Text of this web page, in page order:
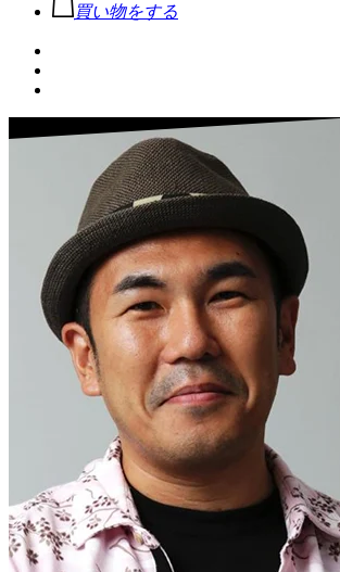
買い物をする